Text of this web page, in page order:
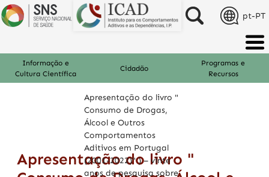
pt-PT
Informação e
Cultura Científica
Cidadão
Programas e
Recursos
Apresentação do livro "
Consumo de Drogas,
Álcool e Outros
Comportamentos
Aditivos em Portugal
(2001-2022)" ) – vinte
anos de pesquisa sobre
Apresentação do livro "